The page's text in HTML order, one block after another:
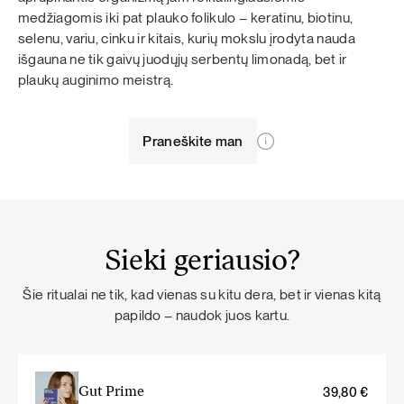
medžiagomis iki pat plauko folikulo – keratinu, biotinu,
selenu, variu, cinku ir kitais, kurių mokslu įrodyta nauda
išgauna ne tik gaivų juodųjų serbentų limonadą, bet ir
plaukų auginimo meistrą.
Praneškite man
Sieki geriausio?
Šie ritualai ne tik, kad vienas su kitu dera, bet ir vienas kitą
papildo – naudok juos kartu.
Gut Prime 39,80€